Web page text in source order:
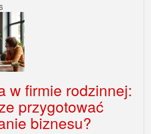
w firmie rodzinnej:
przygotować
biznesu?